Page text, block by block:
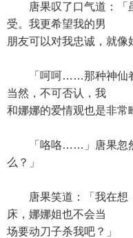
唐果叹了口气道：「
受。我更希望我的男
朋友可以对我忠诚，就像
「呵呵……那种神仙眷
当然，不可否认，我
和娜娜的爱情观也是非常
「咯咯……」唐果忽然
么？」
唐果笑道：「我在想
床，娜娜姐也不会当
场要动刀子杀我吧？」